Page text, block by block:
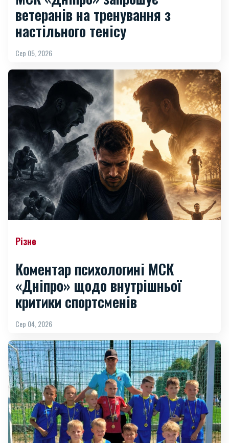
ветеранів на тренування з
настільного тенісу
Сер 05, 2026
Різне
Коментар психологині МСК
«Дніпро» щодо внутрішньої
критики спортсменів
Сер 04, 2026